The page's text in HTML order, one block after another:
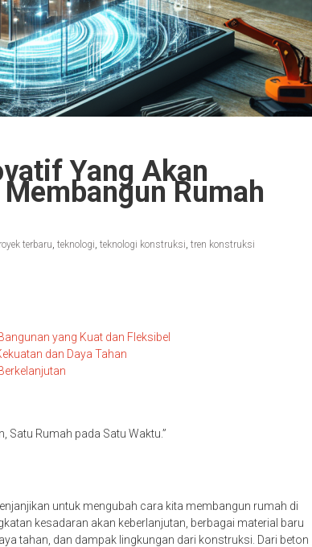
Yang Akan
Rumah
terbaru, teknologi, teknologi konstruksi, tren konstruksi
yang Kuat dan Fleksibel
dan Daya Tahan
Satu Rumah pada Satu Waktu.”
untuk mengubah cara kita membangun rumah di
kesadaran akan keberlanjutan, berbagai material baru
tahan, dan dampak lingkungan dari konstruksi. Dari beton